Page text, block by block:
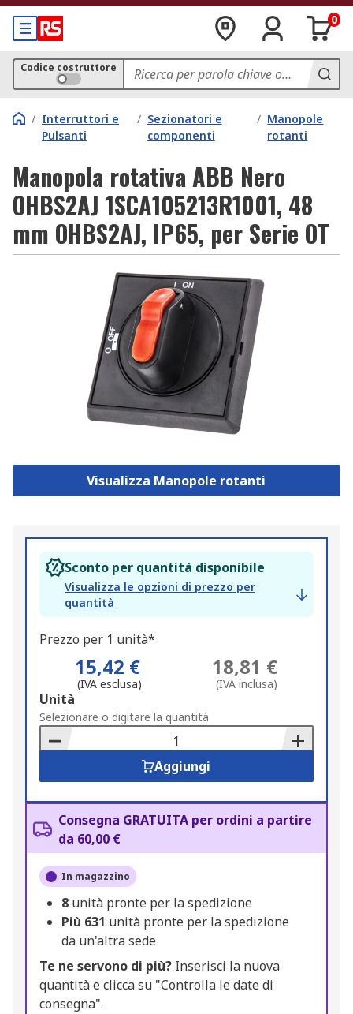
0
Codice costruttore
/ Interruttori e
Pulsanti
/ Sezionatori e
componenti
/ Manopole
rotanti
Manopola rotativa ABB Nero
OHBS2AJ 1SCA105213R1001, 48
mm OHBS2AJ, IP65, per Serie OT
Visualizza Manopole rotanti
Sconto per quantità disponibile
Visualizza le opzioni di prezzo per
quantità
Prezzo per 1 unità*
15,42 €
(IVA esclusa)
18,81 €
(IVA inclusa)
Add
to
Basket
Unità
Selezionare o digitare la quantità
Aggiungi
Consegna GRATUITA per ordini a partire
da 60,00 €
In magazzino
8 unità pronte per la spedizione
Più 631 unità pronte per la spedizione
da un'altra sede
Te ne servono di più? Inserisci la nuova
quantità e clicca su "Controlla le date di
consegna".